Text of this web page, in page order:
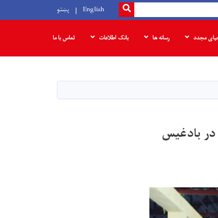
SEARCH
English پښتو
مجدد رسانه ها بانک‌ اطلاعات تماس با ما